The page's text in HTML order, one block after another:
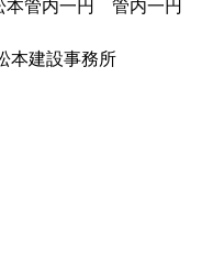
本管内一円　管内一円
本建設事務所